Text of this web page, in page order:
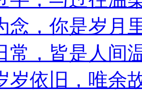
念，你是岁月
常，皆是人间
岁依旧，唯余